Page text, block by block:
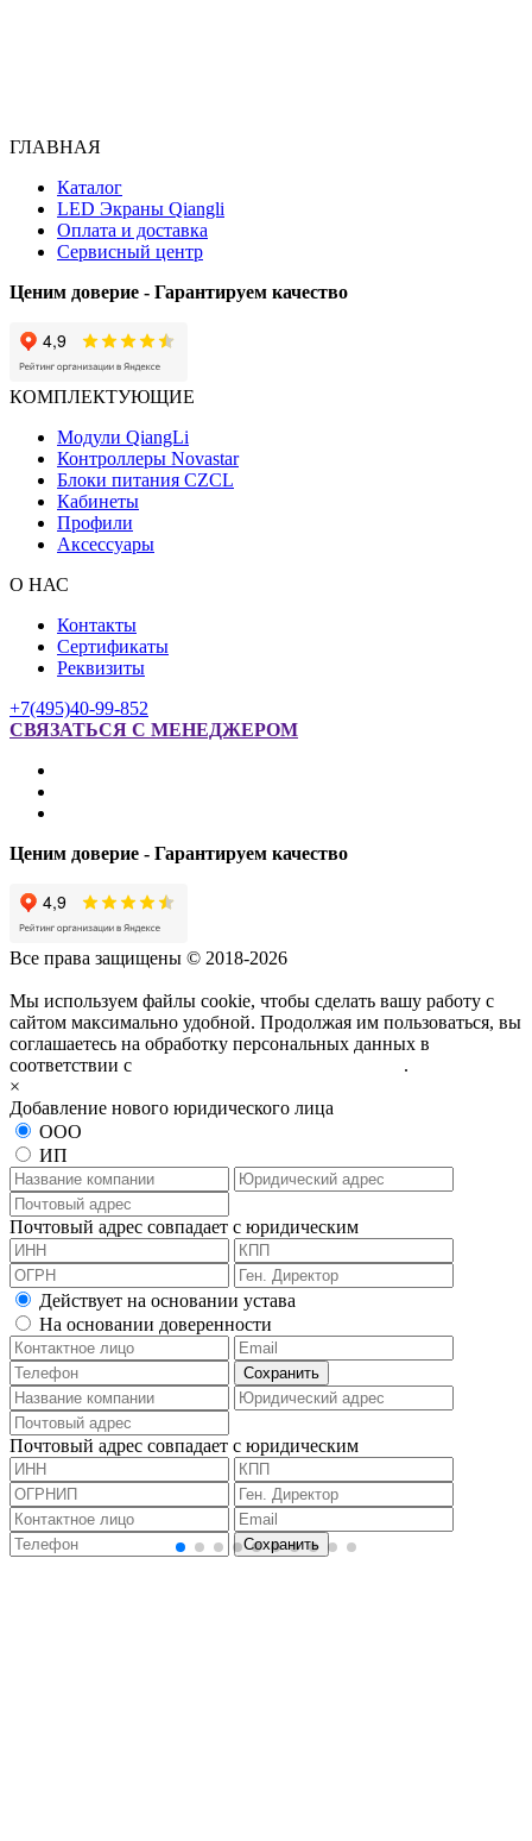
ГЛАВНАЯ
Каталог
LED Экраны Qiangli
Оплата и доставка
Сервисный центр
Ценим доверие - Гарантируем качество
КОМПЛЕКТУЮЩИЕ
Модули QiangLi
Контроллеры Novastar
Блоки питания CZCL
Кабинеты
Профили
Аксессуары
О НАС
Контакты
Сертификаты
Реквизиты
+7(495)40-99-852
СВЯЗАТЬСЯ С МЕНЕДЖЕРОМ
Ценим доверие - Гарантируем качество
Все права защищены © 2018-2026
Мы используем файлы cookie, чтобы сделать вашу работу с
сайтом максимально удобной. Продолжая им пользоваться, вы
соглашаетесь на обработку персональных данных в
соответствии с
.
×
Добавление нового юридического лица
ООО
ИП
Почтовый адрес совпадает с юридическим
Действует на основании устава
На основании доверенности
Почтовый адрес совпадает с юридическим